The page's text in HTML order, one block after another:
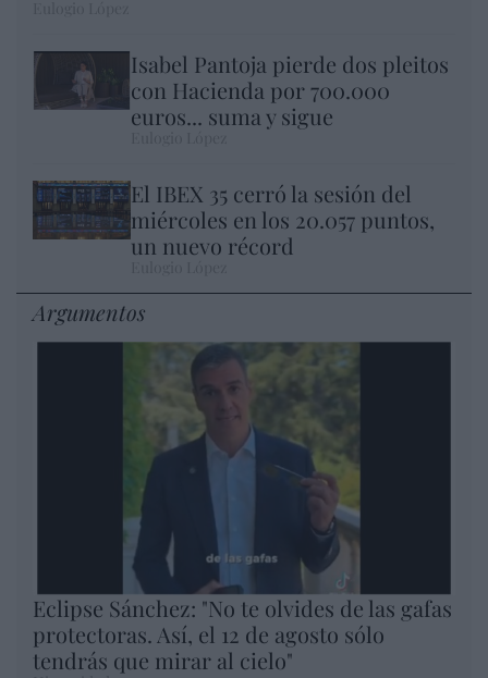
Isabel Pantoja pierde dos pleitos
con Hacienda por 700.000
euros... suma y sigue
El IBEX 35 cerró la sesión del
miércoles en los 20.057 puntos,
un nuevo récord
Argumentos
Eclipse Sánchez: "No te olvides de las gafas
protectoras. Así, el 12 de agosto sólo
tendrás que mirar al cielo"